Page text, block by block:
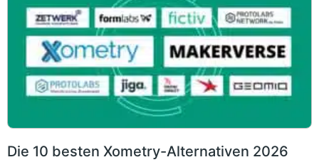
Die 10 besten Xometry-Alternativen 2026